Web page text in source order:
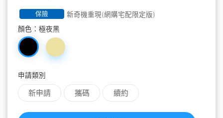
保險
新奇機重現(網購宅配限定版)
顏色： 極夜黑
申請類別
新申請 攜碼 續約